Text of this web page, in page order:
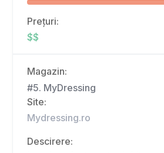
Prețuri:
$$
Magazin:
#5. MyDressing
Site:
Mydressing.ro
Descirere: